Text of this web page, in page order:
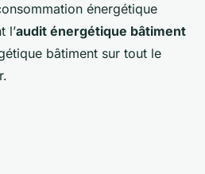
énergétique
l’audit énergétique bâtiment
bâtiment sur tout le